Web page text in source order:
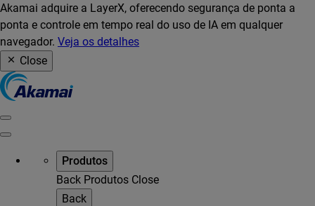
Akamai adquire a LayerX, oferecendo segurança de ponta a
ponta e controle em tempo real do uso de IA em qualquer
navegador. Veja os detalhes
Close
Produtos
Back Produtos Close
Back